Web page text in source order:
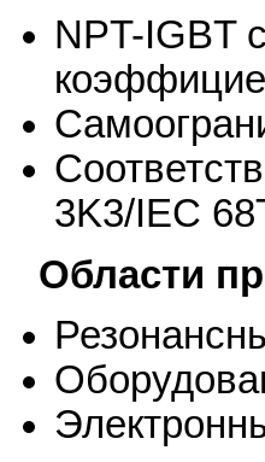
NPT-IGBT
3K3/IEC
Области